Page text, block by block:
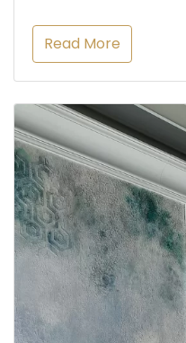
Read More